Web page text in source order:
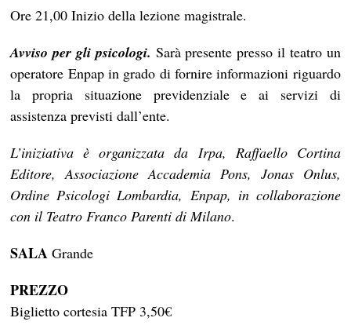
Ore 21,00 Inizio della lezione magistrale.
Avviso per gli psicologi. Sarà presente presso il teatro un
operatore Enpap in grado di fornire informazioni riguardo
la propria situazione previdenziale e ai servizi di
assistenza previsti dall’ente.
L’iniziativa è organizzata da Irpa, Raffaello Cortina
Editore, Associazione Accademia Pons, Jonas Onlus,
Ordine Psicologi Lombardia, Enpap, in collaborazione
con il Teatro Franco Parenti di Milano.
SALA Grande
PREZZO
Biglietto cortesia TFP 3,50€